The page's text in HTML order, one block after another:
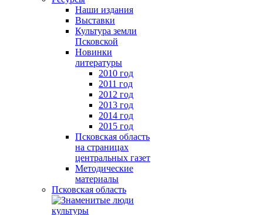
Наши издания
Выставки
Культура земли
Псковской
Новинки
литературы
2010 год
2011 год
2012 год
2013 год
2014 год
2015 год
Псковская область
на страницах
центральных газет
Методические
материалы
Псковская область